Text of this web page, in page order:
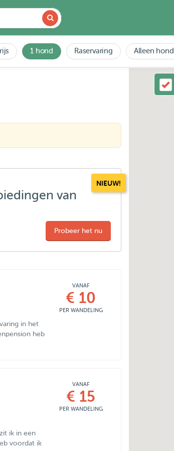
1 hond Raservaring Alleen
NIEUW!
van
Probeer het nu
in het
heb
VANAF
€ 10
PER WANDELING
ik in een
voordat ik
VANAF
€ 15
PER WANDELING